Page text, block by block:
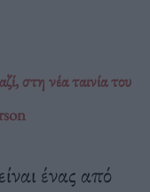
στη νέα ταινία του
ένας από